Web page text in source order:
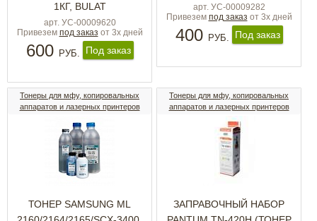
1КГ, BULAT
арт. УС-00009620
Привезем под заказ от 3х дней
600 РУБ. Под заказ
арт. УС-00009282
Привезем под заказ от 3х дней
400 РУБ. Под заказ
Тонеры для мфу, копировальных
аппаратов и лазерных принтеров
ТОНЕР SAMSUNG ML
Тонеры для мфу, копировальных
аппаратов и лазерных принтеров
ЗАПРАВОЧНЫЙ НАБОР